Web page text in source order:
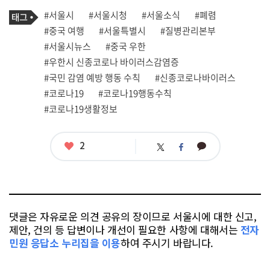
기
사
관
련
태
그
태
그
#서울시 #서울시청 #서울소식
#폐렴
#중국 여행
#서울특별시
#질병관리본부
#서울시뉴스
#중국 우한
#우한시 신종코로나 바이러스감염증
#국민 감염 예방 행동 수칙
#신종코로나바이러스
#코로나19
#코로나19행동수칙
#코로나19생활정보
좋
2 트 페 카
댓글은 자유로운 의견 공유의 장이므로 서울시에 대한 신고,
제안, 건의 등 답변이나 개선이 필요한 사항에 대해서는 전자
민원 응답소 누리집을 이용하여 주시기 바랍니다.